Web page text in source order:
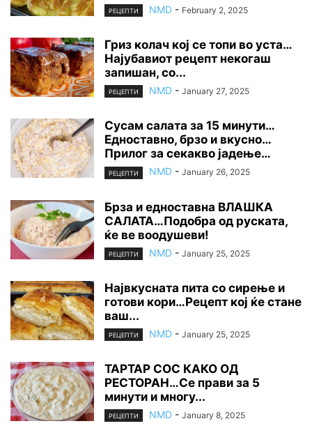
РЕЦЕПТИ NMD - February 2, 2025
Гриз колач кој се топи во уста…
Најубавиот рецепт некогаш
запишан, со...
РЕЦЕПТИ NMD - January 27, 2025
Сусам салата за 15 минути…
Едноставно, брзо и вкусно…
Прилог за секакво јадење…
РЕЦЕПТИ NMD - January 26, 2025
Брза и едноставна ВЛАШКА
САЛАТА…Подобра од руската,
ќе ве воодушеви!
РЕЦЕПТИ NMD - January 25, 2025
Највкусната пита со сирење и
готови кори…Рецепт кој ќе стане
ваш...
РЕЦЕПТИ NMD - January 25, 2025
ТАРТАР СОС КАКО ОД
РЕСТОРАН…Се прави за 5
минути и многу...
РЕЦЕПТИ NMD - January 8, 2025